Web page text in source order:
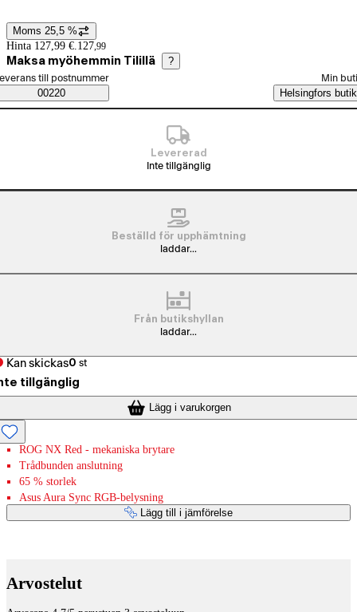
Prisinformation
Moms 25,5 %
Hinta 127,99 €. 127,99
Maksa myöhemmin Tilillä ?
Saatavuustiedot
beställningssätt
till postnummer
00220
Min
Helsingfors butik
Levererad
Inte tillgänglig
Beställd för upphämtning
laddar...
Från butikshyllan
laddar...
Kan skickas0 st
tillgänglig
Lägg i varukorgen
ROG NX Red - mekaniska brytare
Trådbunden anslutning
65 % storlek
Asus Aura Sync RGB-belysning
Lägg till i jämförelse
Arvostelut